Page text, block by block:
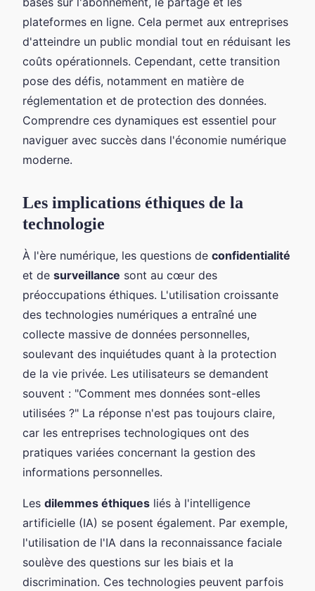
plateformes en ligne. Cela permet aux entreprises
d'atteindre un public mondial tout en réduisant les
coûts opérationnels. Cependant, cette transition
pose des défis, notamment en matière de
réglementation et de protection des données.
Comprendre ces dynamiques est essentiel pour
naviguer avec succès dans l'économie numérique
moderne.
Les implications éthiques de la
technologie
À l'ère numérique, les questions de confidentialité
et de surveillance sont au cœur des
préoccupations éthiques. L'utilisation croissante
des technologies numériques a entraîné une
collecte massive de données personnelles,
soulevant des inquiétudes quant à la protection
de la vie privée. Les utilisateurs se demandent
souvent : "Comment mes données sont-elles
utilisées ?" La réponse n'est pas toujours claire,
car les entreprises technologiques ont des
pratiques variées concernant la gestion des
informations personnelles.
Les dilemmes éthiques liés à l'intelligence
artificielle (IA) se posent également. Par exemple,
l'utilisation de l'IA dans la reconnaissance faciale
soulève des questions sur les biais et la
discrimination. Ces technologies peuvent parfois